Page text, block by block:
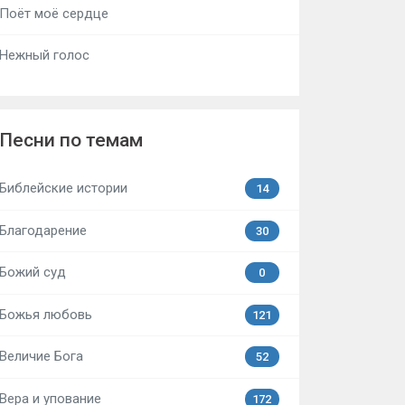
моё сердце
голос
по темам
истории 14
30
суд 0
любовь 121
Бога 52
и упование 172